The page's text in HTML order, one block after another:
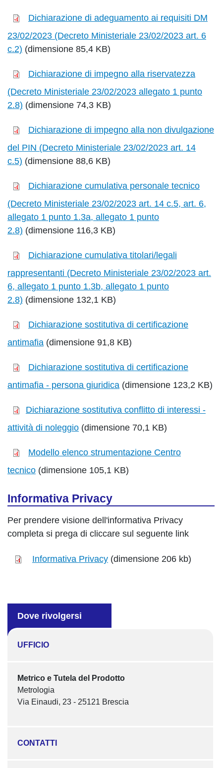
Dichiarazione di adeguamento ai requisiti DM
23/02/2023 (Decreto Ministeriale 23/02/2023 art. 6
c.2) (dimensione 85,4 KB)
Dichiarazione di impegno alla riservatezza
(Decreto Ministeriale 23/02/2023 allegato 1 punto
2.8) (dimensione 74,3 KB)
Dichiarazione di impegno alla non divulgazione
del PIN (Decreto Ministeriale 23/02/2023 art. 14
c.5) (dimensione 88,6 KB)
Dichiarazione cumulativa personale tecnico
(Decreto Ministeriale 23/02/2023 art. 14 c.5, art. 6,
allegato 1 punto 1.3a, allegato 1 punto
2.8) (dimensione 116,3 KB)
Dichiarazione cumulativa titolari/legali
rappresentanti (Decreto Ministeriale 23/02/2023 art.
6, allegato 1 punto 1.3b, allegato 1 punto
2.8) (dimensione 132,1 KB)
Dichiarazione sostitutiva di certificazione
antimafia (dimensione 91,8 KB)
Dichiarazione sostitutiva di certificazione
antimafia - persona giuridica (dimensione 123,2 KB)
Dichiarazione sostitutiva conflitto di interessi -
attività di noleggio (dimensione 70,1 KB)
Modello elenco strumentazione Centro
tecnico (dimensione 105,1 KB)
Informativa Privacy
Per prendere visione dell'informativa Privacy
completa si prega di cliccare sul seguente link
Informativa Privacy (dimensione 206 kb)
Dove rivolgersi
UFFICIO
Metrico e Tutela del Prodotto
Metrologia
Via Einaudi, 23 - 25121 Brescia
CONTATTI